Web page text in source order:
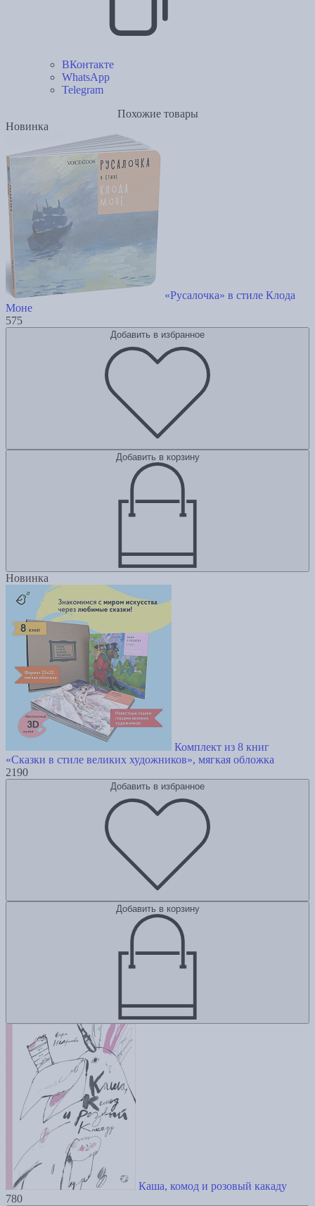
ВКонтакте
WhatsApp
Telegram
Похожие товары
Новинка
«Русалочка» в стиле Клода
Моне
575
Добавить в избранное
Добавить в корзину
Новинка
Комплект из 8 книг
«Сказки в стиле великих художников», мягкая обложка
2190
Добавить в избранное
Добавить в корзину
Каша, комод и розовый какаду
780